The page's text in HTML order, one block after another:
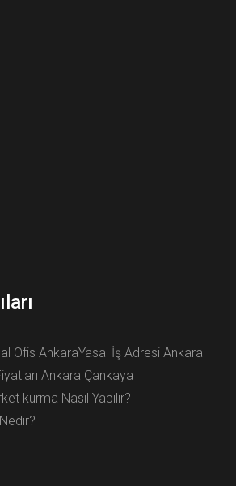
Ofis AnkaraYasal İş Adresi Ankara
Ankara Çankaya
kurma Nasıl Yapılır?